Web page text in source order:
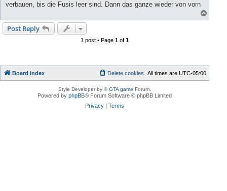
verbauen, bis die Fusis leer sind. Dann das ganze wieder von vorn
o
Post Reply
1 post • Page1 of1
Board index All times areUTC-05:00
Delete cookies
Style Developer by ©GTA game Forum.
Powered byphpBB® Forum Software © phpBB Limited
Privacy |Terms